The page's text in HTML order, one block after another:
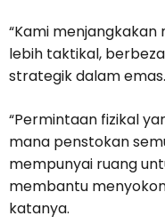
“Kami
lebih taktikal,
strategik dalam emas.
“Permintaan fizikal
mana penstokan
mempunyai ruang
membantu
katanya.